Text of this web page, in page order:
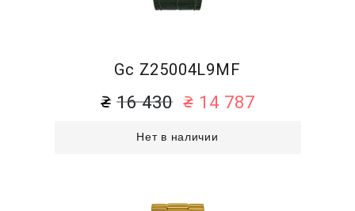
Gc Z25004L9MF
16 430 14 787
Нет в наличии